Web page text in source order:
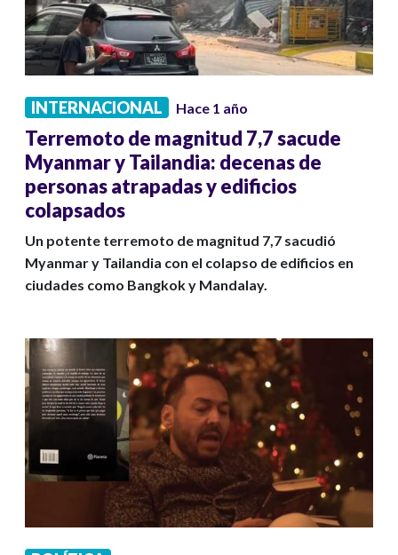
INTERNACIONAL Hace 1 año
Terremoto de magnitud 7,7 sacude
Myanmar y Tailandia: decenas de
personas atrapadas y edificios
colapsados
Un potente terremoto de magnitud 7,7 sacudió
Myanmar y Tailandia con el colapso de edificios en
ciudades como Bangkok y Mandalay.